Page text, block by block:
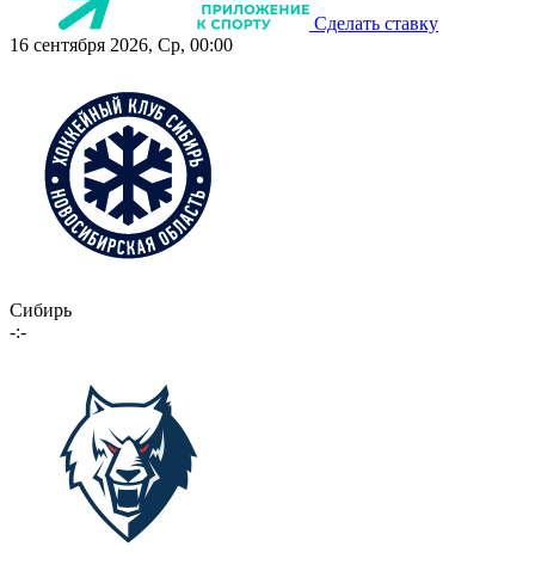
Сделать ставку
16 сентября 2026, Ср, 00:00
Сибирь
-:-